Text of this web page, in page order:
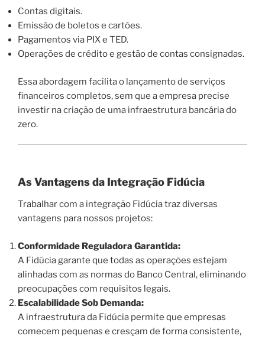
Contas digitais.
Emissão de boletos e cartões.
Pagamentos via PIX e TED.
Operações de crédito e gestão de contas consignadas.
Essa abordagem facilita o lançamento de serviços
financeiros completos, sem que a empresa precise
investir na criação de uma infraestrutura bancária do
zero.
As Vantagens da Integração Fidúcia
Trabalhar com a integração Fidúcia traz diversas
vantagens para nossos projetos:
Conformidade Reguladora Garantida:
A Fidúcia garante que todas as operações estejam
alinhadas com as normas do Banco Central, eliminando
preocupações com requisitos legais.
Escalabilidade Sob Demanda:
A infraestrutura da Fidúcia permite que empresas
comecem pequenas e cresçam de forma consistente,